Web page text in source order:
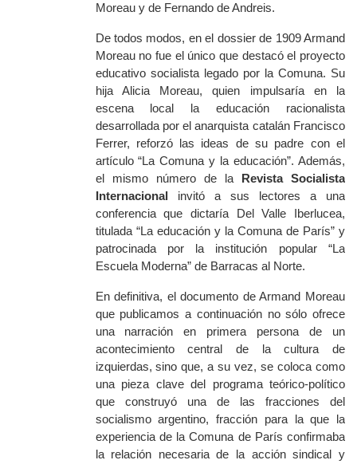
Moreau y de Fernando de Andreis.
De todos modos, en el dossier de 1909 Armand
Moreau no fue el único que destacó el proyecto
educativo socialista legado por la Comuna. Su
hija Alicia Moreau, quien impulsaría en la
escena local la educación racionalista
desarrollada por el anarquista catalán Francisco
Ferrer, reforzó las ideas de su padre con el
artículo “La Comuna y la educación”. Además,
el mismo número de la Revista Socialista
Internacional invitó a sus lectores a una
conferencia que dictaría Del Valle Iberlucea,
titulada “La educación y la Comuna de París” y
patrocinada por la institución popular “La
Escuela Moderna” de Barracas al Norte.
En definitiva, el documento de Armand Moreau
que publicamos a continuación no sólo ofrece
una narración en primera persona de un
acontecimiento central de la cultura de
izquierdas, sino que, a su vez, se coloca como
una pieza clave del programa teórico-político
que construyó una de las fracciones del
socialismo argentino, fracción para la que la
experiencia de la Comuna de París confirmaba
la relación necesaria de la acción sindical y